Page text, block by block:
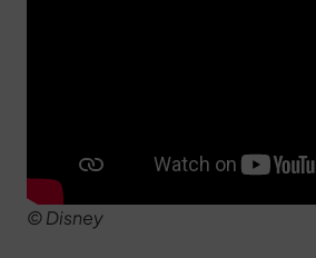
© Disney